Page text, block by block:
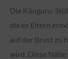
Die Känguru-
die es Eltern
auf der Brust zu
wird. Diese